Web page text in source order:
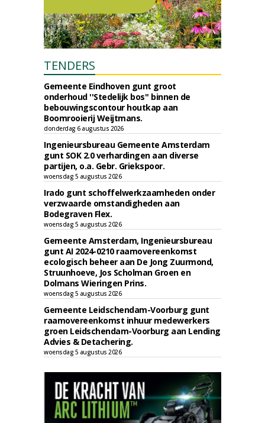
TENDERS
Gemeente Eindhoven gunt groot
onderhoud ''Stedelijk bos'' binnen de
bebouwingscontour houtkap aan
Boomrooierij Weijtmans.
donderdag 6 augustus 2026
Ingenieursbureau Gemeente Amsterdam
gunt SOK 2.0 verhardingen aan diverse
partijen, o.a. Gebr. Griekspoor.
woensdag 5 augustus 2026
Irado gunt schoffelwerkzaamheden onder
verzwaarde omstandigheden aan
Bodegraven Flex.
woensdag 5 augustus 2026
Gemeente Amsterdam, Ingenieursbureau
gunt AI 2024-0210 raamovereenkomst
ecologisch beheer aan De Jong Zuurmond,
Struunhoeve, Jos Scholman Groen en
Dolmans Wieringen Prins.
woensdag 5 augustus 2026
Gemeente Leidschendam-Voorburg gunt
raamovereenkomst inhuur medewerkers
groen Leidschendam-Voorburg aan Lending
Advies & Detachering.
woensdag 5 augustus 2026